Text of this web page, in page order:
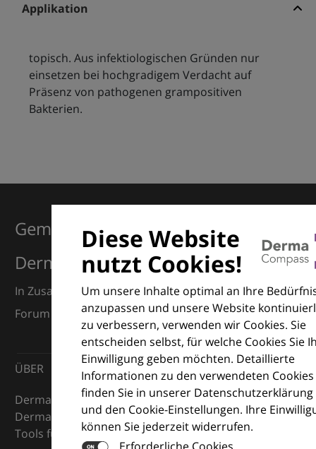
Applikation
topisch. Aus infektiologischen Gründen nur
einsetzen bei hochgradigem Verdacht auf
Präsenz von pathogenen grampositiven
Bakterien.
Diese Website
nutzt Cookies!
Um unsere Inhalte optimal an Ihre
anzupassen und unsere Website
zu verbessern, verwenden wir Cookies. Sie
entscheiden selbst, für welche Cookies Sie
Einwilligung geben möchten. Detaillierte
Informationen zu den verwendeten Cookies
finden Sie in unserer Datenschutzerklärung
und den Cookie-Einstellungen. Ihre
können Sie jederzeit widerrufen.
Gemeinsam für Exzellenz in der
Dermatologie
In Zusammenarbeit mit dem European Dermatology
Forum (EDF) und Euroderm Excellence
ÜBER
DermaCompass ist Ihr digitaler Kompass für die
Dermatologie – mit Wissen, Bildern und praktischen
Tools für den klinischen Alltag.